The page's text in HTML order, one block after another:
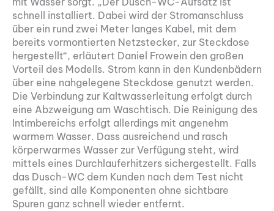
schnell installiert. Dabei wird der Stromanschluss
über ein rund zwei Meter langes Kabel, mit dem
bereits vormontierten Netzstecker, zur Steckdose
hergestellt“, erläutert Daniel Frowein den großen
Vorteil des Modells. Strom kann in den Kundenbädern
über eine nahgelegene Steckdose genutzt werden.
Die Verbindung zur Kaltwasserleitung erfolgt durch
eine Abzweigung am Waschtisch. Die Reinigung des
Intimbereichs erfolgt allerdings mit angenehm
warmem Wasser. Dass ausreichend und rasch
körperwarmes Wasser zur Verfügung steht, wird
mittels eines Durchlauferhitzers sichergestellt. Falls
das Dusch-WC dem Kunden nach dem Test nicht
gefällt, sind alle Komponenten ohne sichtbare
Spuren ganz schnell wieder entfernt.